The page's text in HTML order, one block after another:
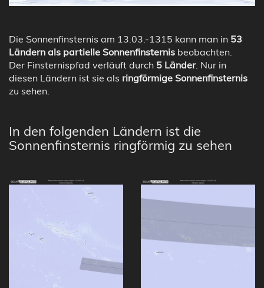
Die Sonnenfinsternis am 13.03.-1315 kann man in 53
Ländern als partielle Sonnenfinsternis beobachten.
Der Finsternispfad verläuft durch 5 Länder. Nur in
diesen Ländern ist sie als ringförmige Sonnenfinsternis
zu sehen.
In den folgenden Ländern ist die
Sonnenfinsternis ringförmig zu sehen